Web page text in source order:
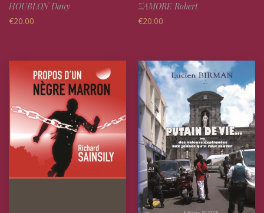
HOUBLON Dany
€20.00
ZAMORE Robert
€20.00